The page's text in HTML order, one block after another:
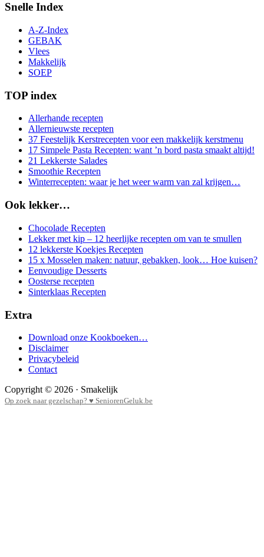
Snelle Index
A-Z-Index
GEBAK
Vlees
Makkelijk
SOEP
TOP index
Allerhande recepten
Allernieuwste recepten
37 Feestelijk Kerstrecepten voor een makkelijk kerstmenu
17 Simpele Pasta Recepten: want ’n bord pasta smaakt altijd!
21 Lekkerste Salades
Smoothie Recepten
Winterrecepten: waar je het weer warm van zal krijgen…
Ook lekker…
Chocolade Recepten
Lekker met kip – 12 heerlijke recepten om van te smullen
12 lekkerste Koekjes Recepten
15 x Mosselen maken: natuur, gebakken, look… Hoe kuisen?
Eenvoudige Desserts
Oosterse recepten
Sinterklaas Recepten
Extra
Download onze Kookboeken…
Disclaimer
Privacybeleid
Contact
Copyright © 2026 · Smakelijk
Op zoek naar gezelschap? ♥ SeniorenGeluk.be